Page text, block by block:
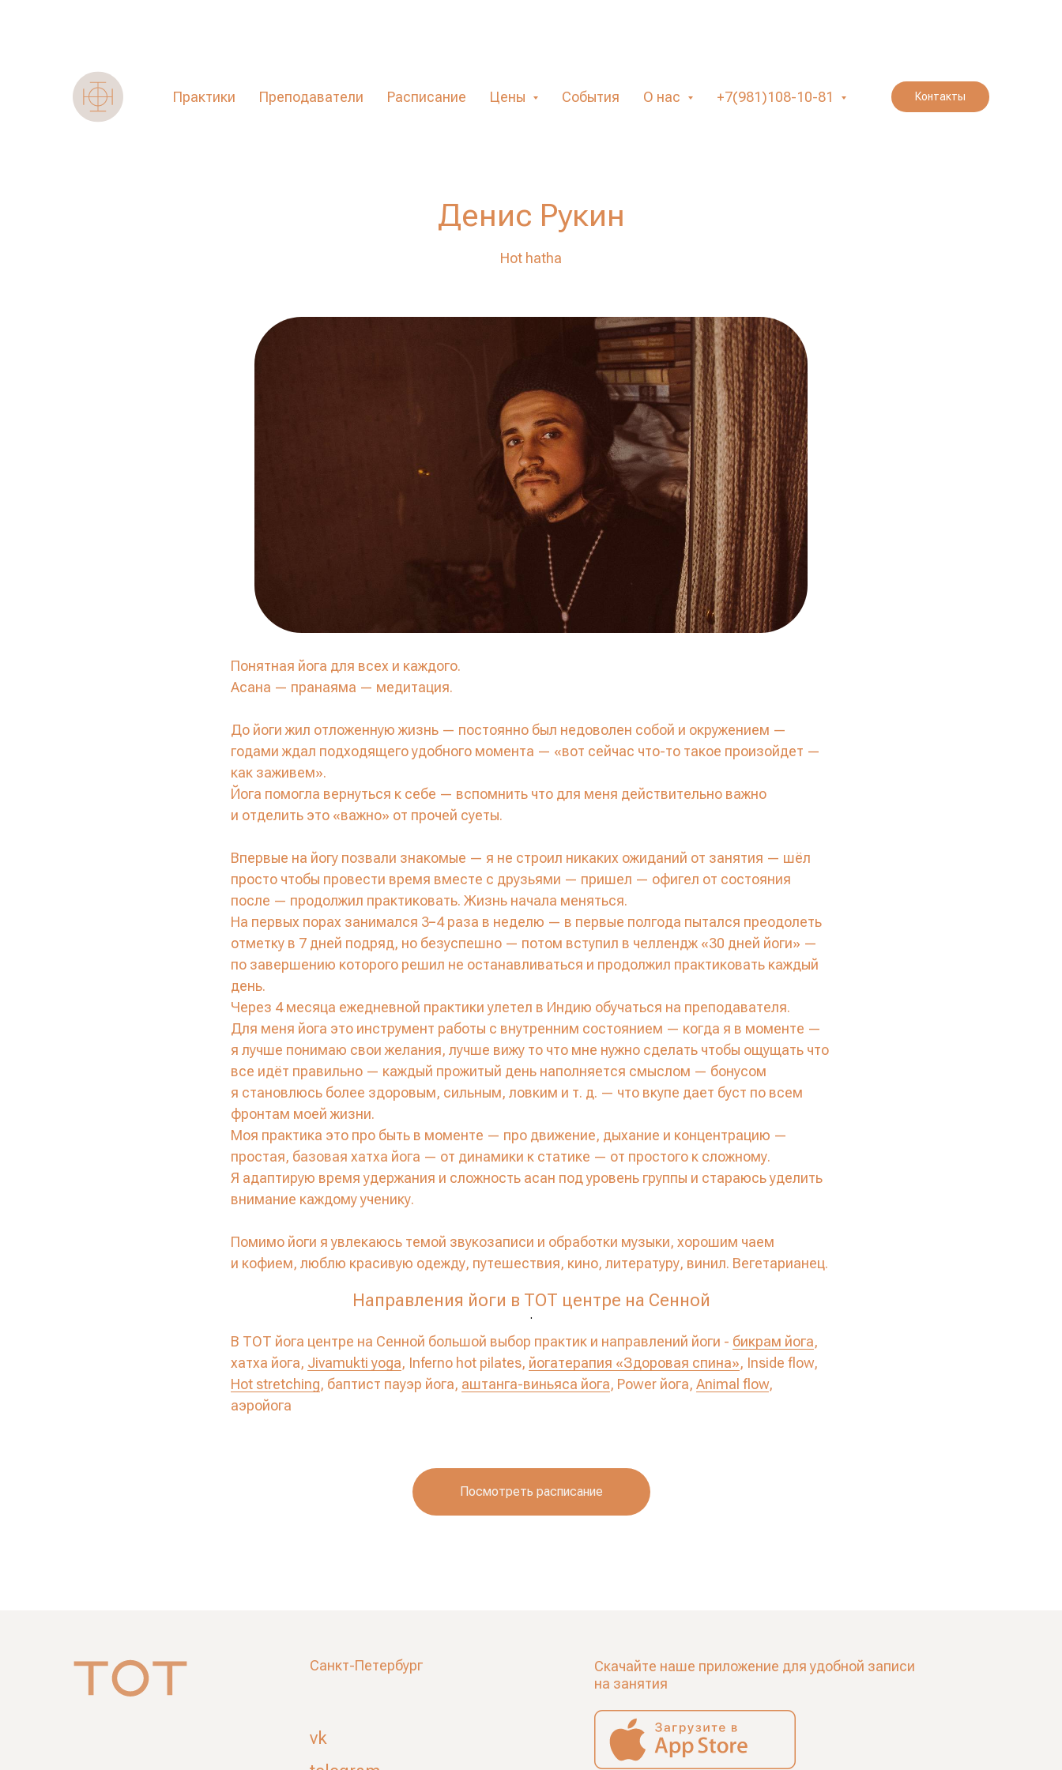
Практики Преподаватели Расписание Цены События О нас +7(981)108-10-81 Контакты
Денис Рукин
Hot hatha
Понятная йога для всех и каждого.
Асана — пранаяма — медитация.
До йоги жил отложенную жизнь — постоянно был недоволен собой и окружением —
годами ждал подходящего удобного момента — «вот сейчас что-то такое произойдет —
как заживем».
Йога помогла вернуться к себе — вспомнить что для меня действительно важно
и отделить это «важно» от прочей суеты.
Впервые на йогу позвали знакомые — я не строил никаких ожиданий от занятия — шёл
просто чтобы провести время вместе с друзьями — пришел — офигел от состояния
после — продолжил практиковать. Жизнь начала меняться.
На первых порах занимался 3−4 раза в неделю — в первые полгода пытался преодолеть
отметку в 7 дней подряд, но безуспешно — потом вступил в челлендж «30 дней йоги» —
по завершению которого решил не останавливаться и продолжил практиковать каждый
день.
Через 4 месяца ежедневной практики улетел в Индию обучаться на преподавателя.
Для меня йога это инструмент работы с внутренним состоянием — когда я в моменте —
я лучше понимаю свои желания, лучше вижу то что мне нужно сделать чтобы ощущать что
все идёт правильно — каждый прожитый день наполняется смыслом — бонусом
я становлюсь более здоровым, сильным, ловким и т. д. — что вкупе дает буст по всем
фронтам моей жизни.
Моя практика это про быть в моменте — про движение, дыхание и концентрацию —
простая, базовая хатха йога — от динамики к статике — от простого к сложному.
Я адаптирую время удержания и сложность асан под уровень группы и стараюсь уделить
внимание каждому ученику.
Помимо йоги я увлекаюсь темой звукозаписи и обработки музыки, хорошим чаем
и кофием, люблю красивую одежду, путешествия, кино, литературу, винил. Вегетарианец.
Направления йоги в ТОТ центре на Сенной
.
В ТОТ йога центре на Сенной большой выбор практик и направлений йоги - бикрам йога,
хатха йога, Jivamukti yoga, Inferno hot pilates, йогатерапия «Здоровая спина», Inside flow,
Hot stretching, баптист пауэр йога, аштанга-виньяса йога, Power йога, Animal flow,
аэройога
Посмотреть расписание
Санкт-Петербург
Скачайте наше приложение для удобной записи
на занятия
vk